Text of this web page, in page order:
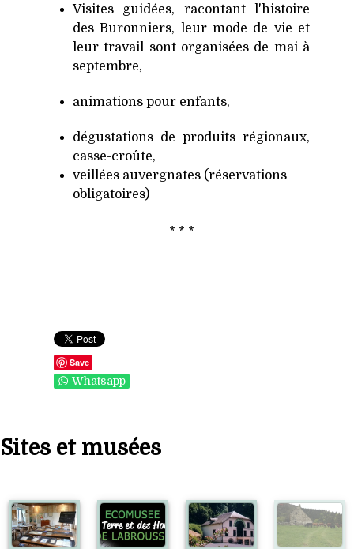
Visites guidées, racontant l'histoire
des Buronniers, leur mode de vie et
leur travail sont organisées de mai à
septembre,
animations pour enfants,
dégustations de produits régionaux,
casse-croûte,
veillées auvergnates (réservations
obligatoires)
* * *
Save
Whatsapp
Sites et musées